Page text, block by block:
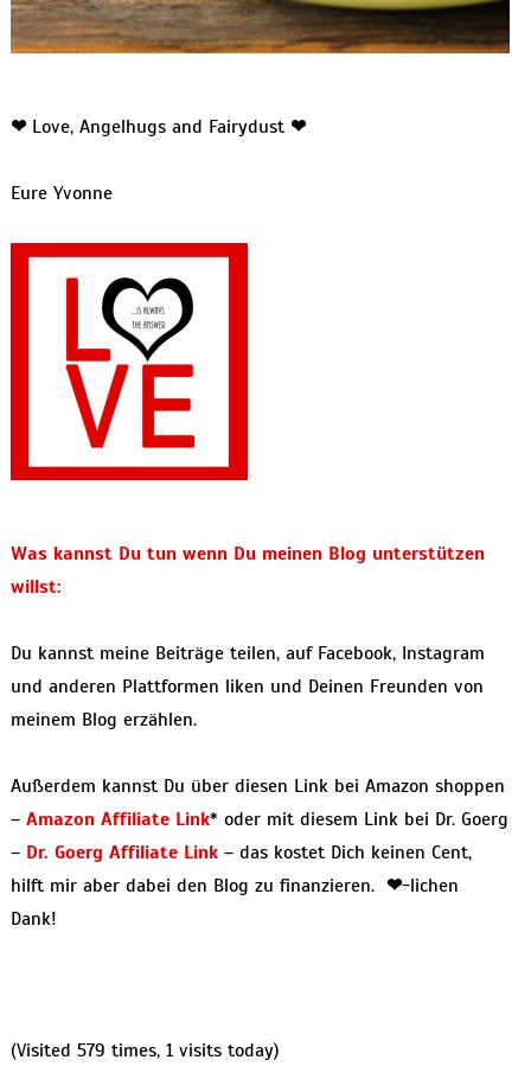
❤ Love, Angelhugs and Fairydust ❤
Eure Yvonne
Was kannst Du tun wenn Du meinen Blog unterstützen
willst:
Du kannst meine Beiträge teilen, auf Facebook, Instagram
und anderen Plattformen liken und Deinen Freunden von
meinem Blog erzählen.
Außerdem kannst Du über diesen Link bei Amazon shoppen
– Amazon Affiliate Link* oder mit diesem Link bei Dr. Goerg
– Dr. Goerg Affiliate Link– das kostet Dich keinen Cent,
hilft mir aber dabei den Blog zu finanzieren. ❤-lichen
Dank!
(Visited 579 times, 1 visits today)